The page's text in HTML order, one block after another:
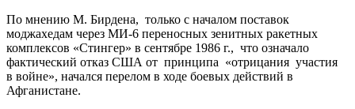
По мнению М. Бирдена, только с началом поставок
моджахедам через МИ-6 переносных зенитных ракетных
комплексов «Стингер» в сентябре 1986 г., что означало
фактический отказ США от принципа «отрицания участия
в войне», начался перелом в ходе боевых действий в
Афганистане.